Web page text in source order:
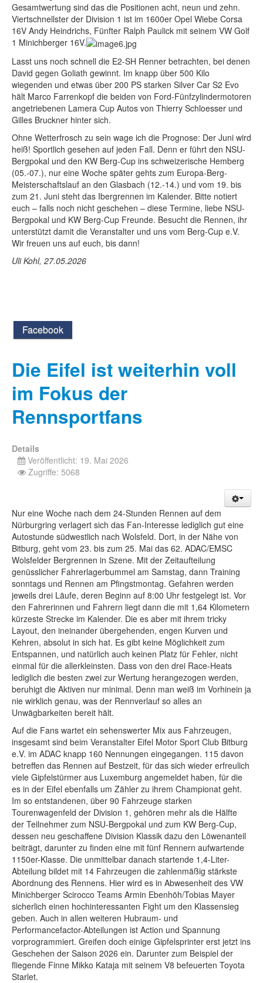
Gesamtwertung sind das die Positionen acht, neun und zehn.
Viertschnellster der Division 1 ist im 1600er Opel Wiebe Corsa
16V Andy Heindrichs, Fünfter Ralph Paulick mit seinem VW Golf
1 Minichberger 16V.
Lasst uns noch schnell die E2-SH Renner betrachten, bei denen
David gegen Goliath gewinnt. Im knapp über 500 Kilo
wiegenden und etwas über 200 PS starken Silver Car S2 Evo
hält Marco Farrenkopf die beiden von Ford-Fünfzylindermotoren
angetriebenen Lamera Cup Autos von Thierry Schloesser und
Gilles Bruckner hinter sich.
Ohne Wetterfrosch zu sein wage ich die Prognose: Der Juni wird
heiß! Sportlich gesehen auf jeden Fall. Denn er führt den NSU-
Bergpokal und den KW Berg-Cup ins schweizerische Hemberg
(05.-07.), nur eine Woche später gehts zum Europa-Berg-
Meisterschaftslauf an den Glasbach (12.-14.) und vom 19. bis
zum 21. Juni steht das Ibergrennen im Kalender. Bitte notiert
euch – falls noch nicht geschehen – diese Termine, liebe NSU-
Bergpokal und KW Berg-Cup Freunde. Besucht die Rennen, ihr
unterstützt damit die Veranstalter und uns vom Berg-Cup e.V.
Wir freuen uns auf euch, bis dann!
Uli Kohl, 27.05.2026
Facebook
Die Eifel ist weiterhin voll
im Fokus der
Rennsportfans
Details
Veröffentlicht: 19. Mai 2026
Zugriffe: 5068
Nur eine Woche nach dem 24-Stunden Rennen auf dem
Nürburgring verlagert sich das Fan-Interesse lediglich gut eine
Autostunde südwestlich nach Wolsfeld. Dort, in der Nähe von
Bitburg, geht vom 23. bis zum 25. Mai das 62. ADAC/EMSC
Wolsfelder Bergrennen in Szene. Mit der Zeitaufteilung
genüsslicher Fahrerlagerbummel am Samstag, dann Training
sonntags und Rennen am Pfingstmontag. Gefahren werden
jeweils drei Läufe, deren Beginn auf 8:00 Uhr festgelegt ist. Vor
den Fahrerinnen und Fahrern liegt dann die mit 1,64 Kilometern
kürzeste Strecke im Kalender. Die es aber mit ihrem tricky
Layout, den ineinander übergehenden, engen Kurven und
Kehren, absolut in sich hat. Es gibt keine Möglichkeit zum
Entspannen, und natürlich auch keinen Platz für Fehler, nicht
einmal für die allerkleinsten. Dass von den drei Race-Heats
lediglich die besten zwei zur Wertung herangezogen werden,
beruhigt die Aktiven nur minimal. Denn man weiß im Vorhinein ja
nie wirklich genau, was der Rennverlauf so alles an
Unwägbarkeiten bereit hält.
Auf die Fans wartet ein sehenswerter Mix aus Fahrzeugen,
insgesamt sind beim Veranstalter Eifel Motor Sport Club Bitburg
e.V. im ADAC knapp 160 Nennungen eingegangen. 115 davon
betreffen das Rennen auf Bestzeit, für das sich wieder erfreulich
viele Gipfelstürmer aus Luxemburg angemeldet haben, für die
es in der Eifel ebenfalls um Zähler zu ihrem Championat geht.
Im so entstandenen, über 90 Fahrzeuge starken
Tourenwagenfeld der Division 1, gehören mehr als die Hälfte
der Teilnehmer zum NSU-Bergpokal und zum KW Berg-Cup,
dessen neu geschaffene Division Klassik dazu den Löwenanteil
beiträgt, darunter zu finden eine mit fünf Rennern aufwartende
1150er-Klasse. Die unmittelbar danach startende 1,4-Liter-
Abteilung bildet mit 14 Fahrzeugen die zahlenmäßig stärkste
Abordnung des Rennens. Hier wird es in Abwesenheit des VW
Minichberger Scirocco Teams Armin Ebenhöh/Tobias Mayer
sicherlich einen hochinteressanten Fight um den Klassensieg
geben. Auch in allen weiteren Hubraum- und
Performancefactor-Abteilungen ist Action und Spannung
vorprogrammiert. Greifen doch einige Gipfelsprinter erst jetzt ins
Geschehen der Saison 2026 ein. Darunter zum Beispiel der
fliegende Finne Mikko Kataja mit seinem V8 befeuerten Toyota
Starlet.